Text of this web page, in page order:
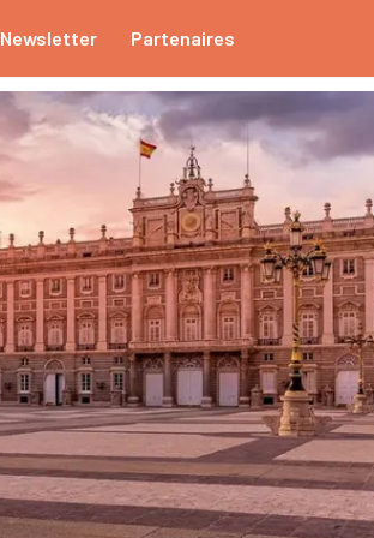
Newsletter Partenaires